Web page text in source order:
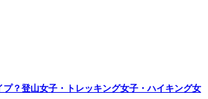
プ？登山女子・トレッキング女子・ハイキング女